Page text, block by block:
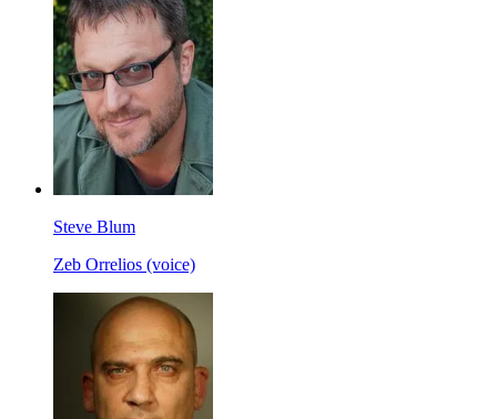
Steve Blum
Zeb Orrelios (voice)